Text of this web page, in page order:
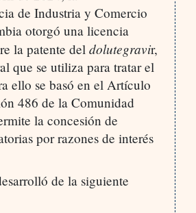
de Industria y Comercio
otorgó una licencia
la patente deldolutegravir,
que se utiliza para tratar el
ello se basó en el Artículo
486 de la Comunidad
la concesión de
por razones de interés
de la siguiente